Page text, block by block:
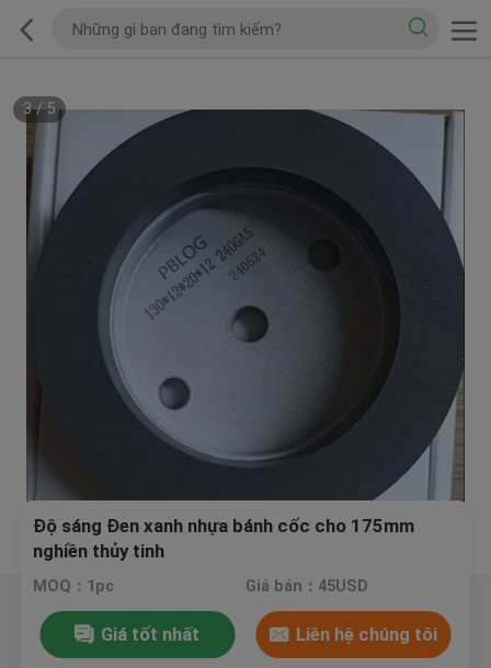
3/5
Độ sáng Đen xanh nhựa bánh cốc cho 175mm
nghiền thủy tinh
MOQ：1pc Giá bán：45USD
Giá tốt nhất Liên hệ chúng tôi